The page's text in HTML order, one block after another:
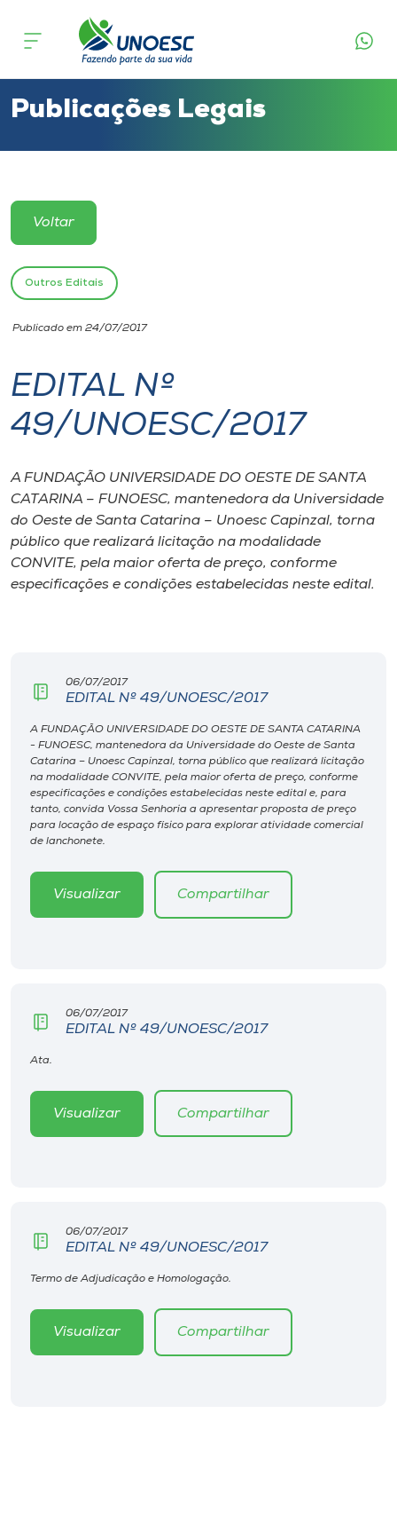
Cursos
Atendimento ao Estudante
Portal de Ensino
Unoesc
Internacionalização
I.nova
Diplomados
Cultura
CPA
Editora
Rádio
Museu
Store
Publicações Legais
Voltar
Outros Editais
Publicado em 24/07/2017
EDITAL Nº
49/UNOESC/2017
A FUNDAÇÃO UNIVERSIDADE DO OESTE DE SANTA
CATARINA – FUNOESC, mantenedora da Universidade
do Oeste de Santa Catarina – Unoesc Capinzal, torna
público que realizará licitação na modalidade
CONVITE, pela maior oferta de preço, conforme
especificações e condições estabelecidas neste edital.
06/07/2017
EDITAL Nº 49/UNOESC/2017
A FUNDAÇÃO UNIVERSIDADE DO OESTE DE SANTA CATARINA
- FUNOESC, mantenedora da Universidade do Oeste de Santa
Catarina – Unoesc Capinzal, torna público que realizará licitação
na modalidade CONVITE, pela maior oferta de preço, conforme
especificações e condições estabelecidas neste edital e, para
tanto, convida Vossa Senhoria a apresentar proposta de preço
para locação de espaço físico para explorar atividade comercial
de lanchonete.
Visualizar Compartilhar
06/07/2017
EDITAL Nº 49/UNOESC/2017
Ata.
Visualizar Compartilhar
06/07/2017
EDITAL Nº 49/UNOESC/2017
Termo de Adjudicação e Homologação.
Visualizar Compartilhar